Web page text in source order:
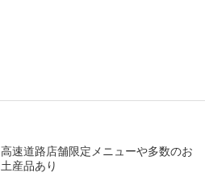
高速道路店舗限定メニューや多数のお
土産品あり